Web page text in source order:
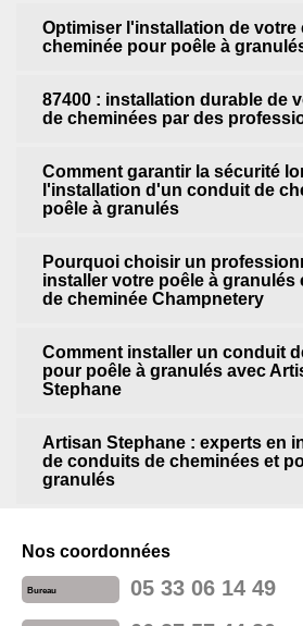
Optimiser l'installation de votre
cheminée pour poêle à
87400 : installation durable de
de cheminées par des
Comment garantir la sécurité
l'installation d'un conduit de
poêle à granulés
Pourquoi choisir un
installer votre poêle à granulés
de cheminée Champnetery
Comment installer un conduit
pour poêle à granulés avec
Stephane
Artisan Stephane : experts en
de conduits de cheminées et
granulés
Nos coordonnées
Bureau 05 33 06 14 49